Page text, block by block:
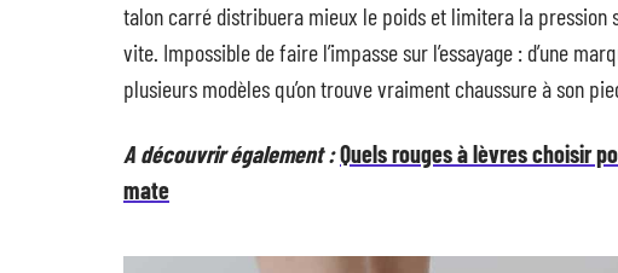
talon carré distribuera mieux le poids et limitera la pression
vite. Impossible de faire l’impasse sur l’essayage : d’une
plusieurs modèles qu’on trouve vraiment chaussure à son
A découvrir également :Quels rouges à lèvres choisir
mate